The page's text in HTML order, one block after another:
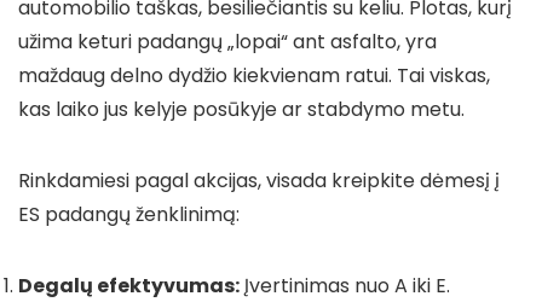
automobilio taškas, besiliečiantis su keliu. Plotas, kurį
užima keturi padangų „lopai“ ant asfalto, yra
maždaug delno dydžio kiekvienam ratui. Tai viskas,
kas laiko jus kelyje posūkyje ar stabdymo metu.
Rinkdamiesi pagal akcijas, visada kreipkite dėmesį į
ES padangų ženklinimą:
Degalų efektyvumas:Įvertinimas nuo A iki E.